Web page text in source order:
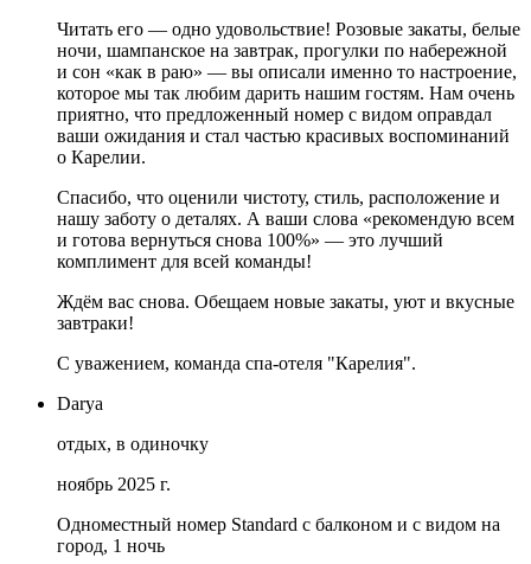
Читать его — одно удовольствие! Розовые закаты, белые
ночи, шампанское на завтрак, прогулки по набережной
и сон «как в раю» — вы описали именно то настроение,
которое мы так любим дарить нашим гостям. Нам очень
приятно, что предложенный номер с видом оправдал
ваши ожидания и стал частью красивых воспоминаний
о Карелии.
Спасибо, что оценили чистоту, стиль, расположение и
нашу заботу о деталях. А ваши слова «рекомендую всем
и готова вернуться снова 100%» — это лучший
комплимент для всей команды!
Ждём вас снова. Обещаем новые закаты, уют и вкусные
завтраки!
С уважением, команда спа-отеля "Карелия".
Darya
отдых, в одиночку
ноябрь 2025 г.
Одноместный номер Standard с балконом и с видом на
город, 1 ночь